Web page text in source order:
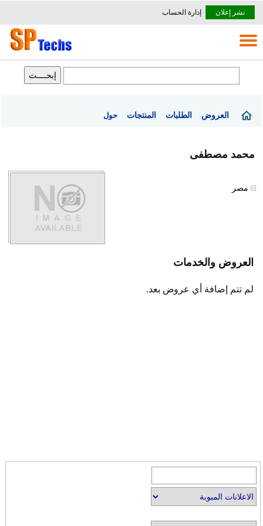
نشر إعلان إدارة الحساب
العروض الطلبات المنتجات حول
محمد مصطفى
مصر
العروض والخدمات
لم تتم إضافة أي عروض بعد.